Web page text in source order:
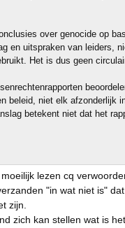
over genocide op
en uitspraken van leiders,
Het is dus geen
beleid, niet elk afzonderlijk
betekent niet dat het
lezen cq
"in wat niet is"
zijn.
zich kan stellen wat is